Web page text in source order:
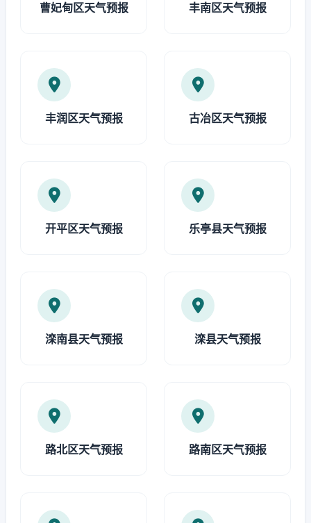
曹妃甸区天气预报 丰南区天气预报
丰润区天气预报 古冶区天气预报
开平区天气预报 乐亭县天气预报
滦南县天气预报 滦县天气预报
路北区天气预报 路南区天气预报